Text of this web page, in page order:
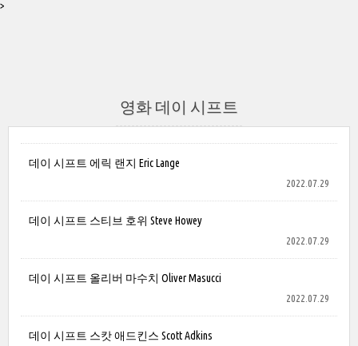
>
영화 데이 시프트
데이 시프트 에릭 랜지 Eric Lange
2022.07.29
데이 시프트 스티브 호위 Steve Howey
2022.07.29
데이 시프트 올리버 마수치 Oliver Masucci
2022.07.29
데이 시프트 스캇 애드킨스 Scott Adkins